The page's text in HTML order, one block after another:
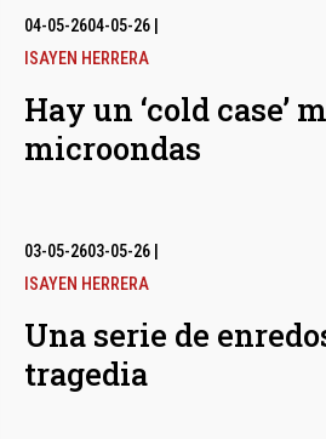
04-05-2604-05-26
ISAYEN HERRERA
Hay un ‘cold case’
microondas
03-05-2603-05-26
ISAYEN HERRERA
Una serie de
tragedia